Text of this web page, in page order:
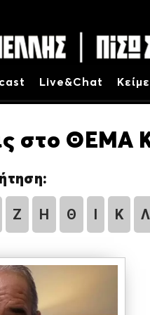
Live&Chat
στο ΘΕΜΑ
Ζ Η Θ Ι Κ Λ